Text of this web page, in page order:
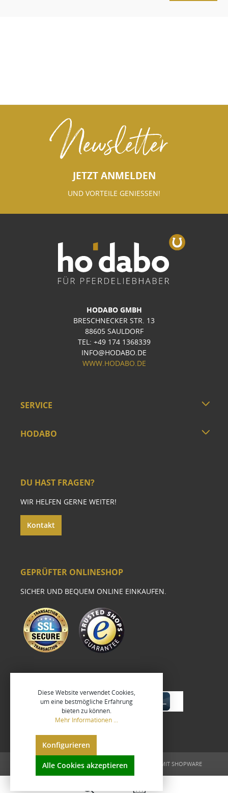
Newsletter
JETZT ANMELDEN
UND VORTEILE GENIESSEN!
HODABO GMBH
BRESCHNECKER STR. 13
88605 SAULDORF
TEL: +49 174 1368339
INFO@HODABO.DE
WWW.HODABO.DE
SERVICE
HODABO
DU HAST FRAGEN?
WIR HELFEN GERNE WEITER!
Kontakt
GEPRÜFTER ONLINESHOP
SICHER UND BEQUEM ONLINE EINKAUFEN.
UMGESETZT VONXEROGRAFIX GMBH REALISIERT MIT SHOPWARE
Diese Website verwendet Cookies,
um eine bestmögliche Erfahrung
bieten zu können.
Mehr Informationen ...
Konfigurieren
Alle Cookies akzeptieren